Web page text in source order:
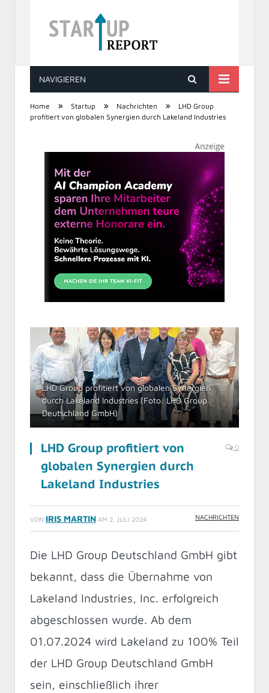
STARTUP REPORT
NAVIGIEREN
Home » Startup » Nachrichten »
LHD Group
profitiert von globalen Synergien durch Lakeland Industries
LHD Group profitiert von globalen Synergien
durch Lakeland Industries (Foto: LHD Group
Deutschland GmbH)
LHD Group profitiert von
globalen Synergien durch
Lakeland Industries
0
VON IRIS MARTIN AM 2. JULI 2024 NACHRICHTEN
Die LHD Group Deutschland GmbH gibt
bekannt, dass die Übernahme von
Lakeland Industries, Inc. erfolgreich
abgeschlossen wurde. Ab dem
01.07.2024 wird Lakeland zu 100% Teil
der LHD Group Deutschland GmbH
sein, einschließlich ihrer